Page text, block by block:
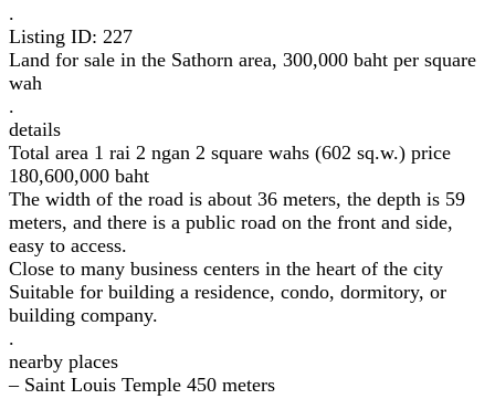
.
Listing ID: 227
Land for sale in the Sathorn area, 300,000 baht per square
wah
.
details
Total area 1 rai 2 ngan 2 square wahs (602 sq.w.) price
180,600,000 baht
The width of the road is about 36 meters, the depth is 59
meters, and there is a public road on the front and side,
easy to access.
Close to many business centers in the heart of the city
Suitable for building a residence, condo, dormitory, or
building company.
.
nearby places
– Saint Louis Temple 450 meters